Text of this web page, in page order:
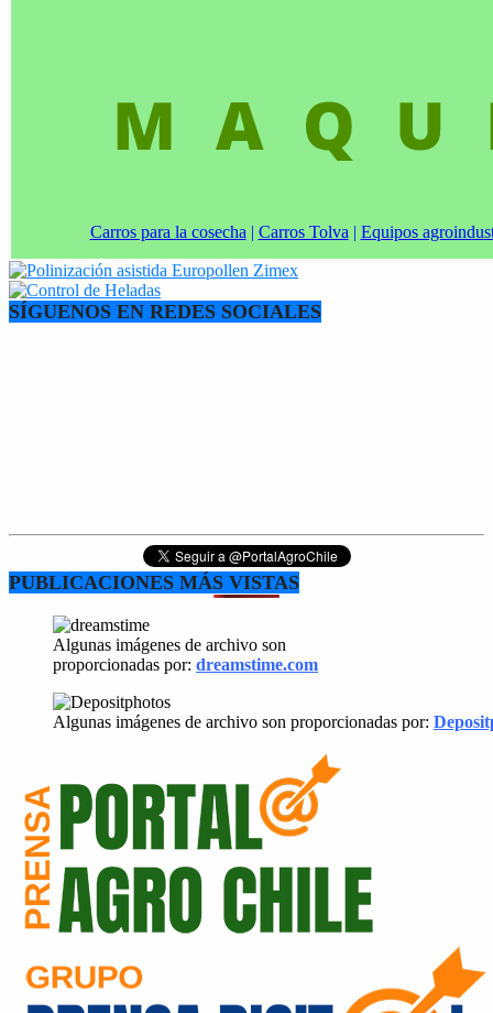
Carros para la cosecha | Carros Tolva | Equipos
SÍGUENOS EN REDES SOCIALES
PUBLICACIONES MÁS VISTAS
Algunas imágenes de archivo son
proporcionadas por: dreamstime.com
Algunas imágenes de archivo son proporcionadas por: